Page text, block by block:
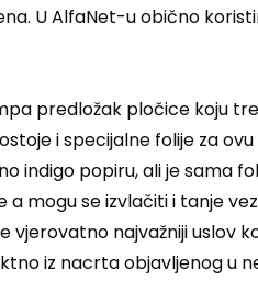
U AlfaNet-u obično
predložak pločice koju
i specijalne folije za ovu
indigo popiru, ali je sama
mogu se izvlačiti i tanje
vjerovatno najvažniji
iz nacrta objavljenog u